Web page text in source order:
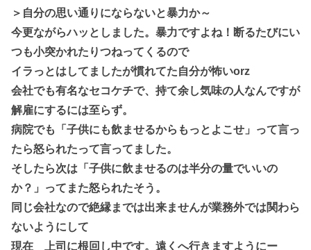
＞自分の思い通りにならないと暴力か～
今更ながらハッとしました。暴力ですよね！断るたびにい
つも小突かれたりつねってくるので
イラっとはしてましたが慣れてた自分が怖いorz
会社でも有名なセコケチで、持て余し気味の人なんですが
解雇にするには至らず。
病院でも「子供にも飲ませるからもっとよこせ」って言っ
たら怒られたって言ってました。
そしたら次は「子供に飲ませるのは半分の量でいいの
か？」ってまた怒られたそう。
同じ会社なので絶縁までは出来ませんが業務外では関わら
ないようにして
現在 上司に根回し中です。遠くへ行きますようにー